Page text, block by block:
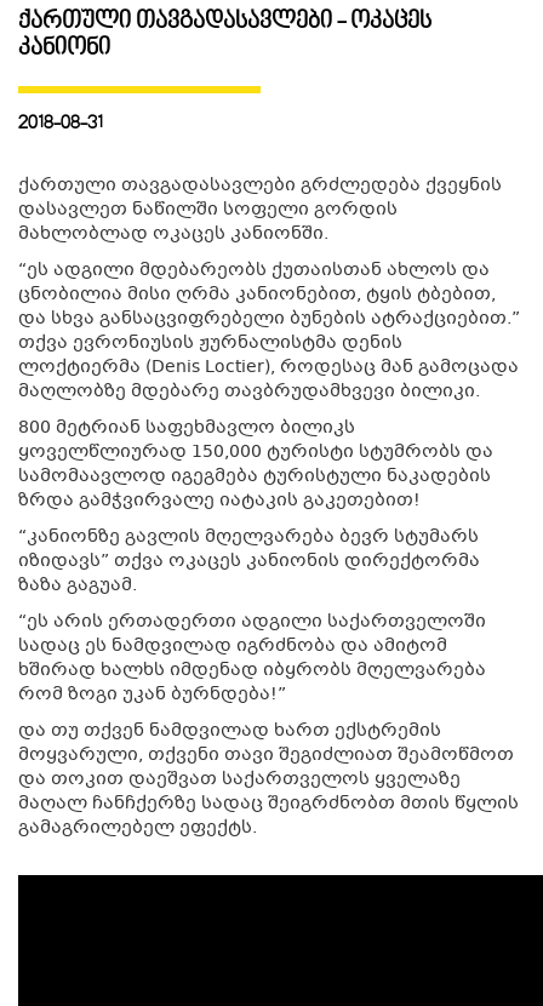
ᲒᲖᲐᲛᲙᲕᲚᲔᲕᲘ
ქართული თავგადასავლები - ოკაცეს
კანიონი
2018-08-31
ქართული თავგადასავლები გრძლედება ქვეყნის
დასავლეთ ნაწილში სოფელი გორდის
მახლობლად ოკაცეს კანიონში.
“ეს ადგილი მდებარეობს ქუთაისთან ახლოს და
ცნობილია მისი ღრმა კანიონებით, ტყის ტბებით,
და სხვა განსაცვიფრებელი ბუნების ატრაქციებით.”
თქვა ევრონიუსის ჟურნალისტმა დენის
ლოქტიერმა (Denis Loctier), როდესაც მან გამოცადა
მაღლობზე მდებარე თავბრუდამხვევი ბილიკი.
800 მეტრიან საფეხმავლო ბილიკს
ყოველწლიურად 150,000 ტურისტი სტუმრობს და
სამომაავლოდ იგეგმება ტურისტული ნაკადების
ზრდა გამჭვირვალე იატაკის გაკეთებით!
“კანიონზე გავლის მღელვარება ბევრ სტუმარს
იზიდავს” თქვა ოკაცეს კანიონის დირექტორმა
ზაზა გაგუამ.
“ეს არის ერთადერთი ადგილი საქართველოში
სადაც ეს ნამდვილად იგრძნობა და ამიტომ
ხშირად ხალხს იმდენად იბყრობს მღელვარება
რომ ზოგი უკან ბურნდება!”
და თუ თქვენ ნამდვილად ხართ ექსტრემის
მოყვარული, თქვენი თავი შეგიძლიათ შეამოწმოთ
და თოკით დაეშვათ საქართველოს ყველაზე
მაღალ ჩანჩქერზე სადაც შეიგრძნობთ მთის წყლის
გამაგრილებელ ეფექტს.